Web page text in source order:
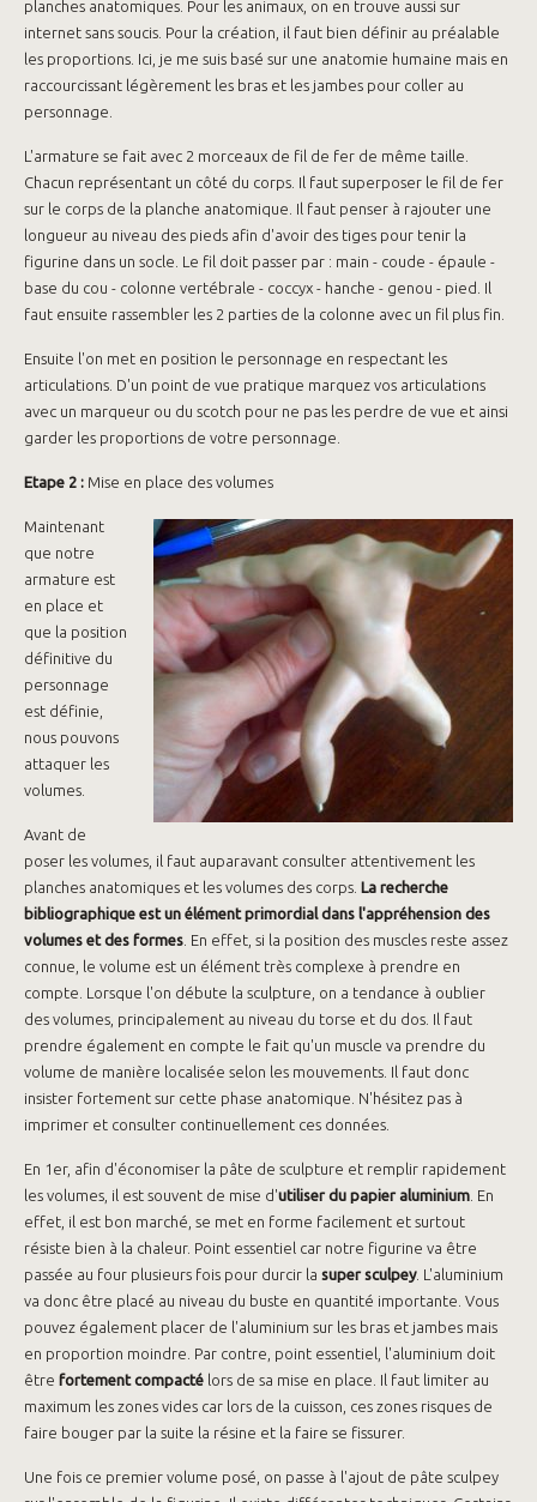
planches anatomiques. Pour les animaux, on en trouve aussi sur
internet sans soucis. Pour la création, il faut bien définir au préalable
les proportions. Ici, je me suis basé sur une anatomie humaine mais en
raccourcissant légèrement les bras et les jambes pour coller au
personnage.
L'armature se fait avec 2 morceaux de fil de fer de même taille.
Chacun représentant un côté du corps. Il faut superposer le fil de fer
sur le corps de la planche anatomique. Il faut penser à rajouter une
longueur au niveau des pieds afin d'avoir des tiges pour tenir la
figurine dans un socle. Le fil doit passer par : main - coude - épaule -
base du cou - colonne vertébrale - coccyx - hanche - genou - pied. Il
faut ensuite rassembler les 2 parties de la colonne avec un fil plus fin.
Ensuite l'on met en position le personnage en respectant les
articulations. D'un point de vue pratique marquez vos articulations
avec un marqueur ou du scotch pour ne pas les perdre de vue et ainsi
garder les proportions de votre personnage.
Etape 2 : Mise en place des volumes
Maintenant
que notre
armature est
en place et
que la position
définitive du
personnage
est définie,
nous pouvons
attaquer les
volumes.
Avant de
poser les volumes, il faut auparavant consulter attentivement les
planches anatomiques et les volumes des corps. La recherche
bibliographique est un élément primordial dans l'appréhension des
volumes et des formes . En effet, si la position des muscles reste assez
connue, le volume est un élément très complexe à prendre en
compte. Lorsque l'on débute la sculpture, on a tendance à oublier
des volumes, principalement au niveau du torse et du dos. Il faut
prendre également en compte le fait qu'un muscle va prendre du
volume de manière localisée selon les mouvements. Il faut donc
insister fortement sur cette phase anatomique. N'hésitez pas à
imprimer et consulter continuellement ces données.
En 1er, afin d'économiser la pâte de sculpture et remplir rapidement
les volumes, il est souvent de mise d'utiliser du papier aluminium . En
effet, il est bon marché, se met en forme facilement et surtout
résiste bien à la chaleur. Point essentiel car notre figurine va être
passée au four plusieurs fois pour durcir la super sculpey. L'aluminium
va donc être placé au niveau du buste en quantité importante. Vous
pouvez également placer de l'aluminium sur les bras et jambes mais
en proportion moindre. Par contre, point essentiel, l'aluminium doit
être fortement compacté lors de sa mise en place. Il faut limiter au
maximum les zones vides car lors de la cuisson, ces zones risques de
faire bouger par la suite la résine et la faire se fissurer.
Une fois ce premier volume posé, on passe à l'ajout de pâte sculpey